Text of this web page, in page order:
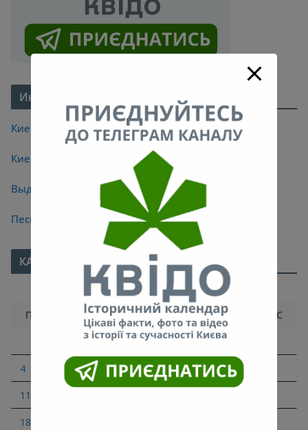
Интересное про Киев
Киевские легенды
Киевские мосты
Выдающиеся киевляне
Песни про Киев
КАЛЕНДАРЬ
Май 2020
ПН
СР ЧТ ПТ ВС
1 2
4 5 6 7 8 9
11
18